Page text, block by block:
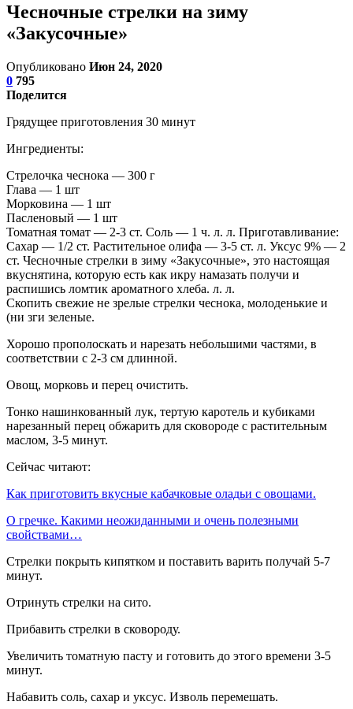
Чесночные стрелки на зиму
«Закусочные»
Опубликовано Июн 24, 2020
0 795
Поделится
Грядущее приготовления 30 минут
Ингредиенты:
Стрелочка чеснока — 300 г
Глава — 1 шт
Морковина — 1 шт
Пасленовый — 1 шт
Томатная томат — 2-3 ст. Соль — 1 ч. л. л. Приготавливание:
Сахар — 1/2 ст. Растительное олифа — 3-5 ст. л. Уксус 9% — 2
ст. Чесночные стрелки в зиму «Закусочные», это настоящая
вкуснятина, которую есть как икру намазать получи и
распишись ломтик ароматного хлеба. л. л.
Скопить свежие не зрелые стрелки чеснока, молоденькие и
(ни зги зеленые.
Хорошо прополоскать и нарезать небольшими частями, в
соответствии с 2-3 см длинной.
Овощ, морковь и перец очистить.
Тонко нашинкованный лук, тертую каротель и кубиками
нарезанный перец обжарить для сковороде с растительным
маслом, 3-5 минут.
Сейчас читают:
Как приготовить вкусные кабачковые оладьи с овощами.
О гречке. Какими неожиданными и очень полезными
свойствами…
Стрелки покрыть кипятком и поставить варить получай 5-7
минут.
Отринуть стрелки на сито.
Прибавить стрелки в сковороду.
Увеличить томатную пасту и готовить до этого времени 3-5
минут.
Набавить соль, сахар и уксус. Изволь перемешать.